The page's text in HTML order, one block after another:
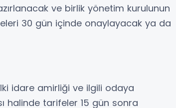
ve birlik yönetim kurulunun
30 gün içinde onaylayacak ya da
idare amirliği ve ilgili odaya
halinde tarifeler 15 gün sonra